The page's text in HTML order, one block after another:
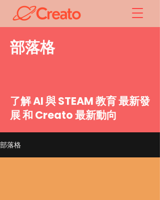
​部落格
了解 AI 與 STEAM 教育 最新發
展 和 Creato 最新動向
部落格